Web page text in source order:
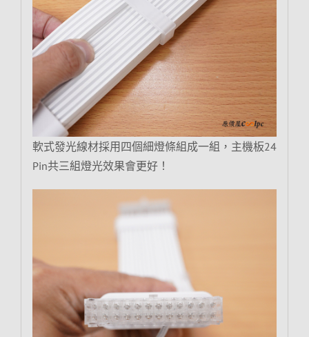
軟式發光線材採用四個細燈條組成一組，主機板24
Pin共三組燈光效果會更好！